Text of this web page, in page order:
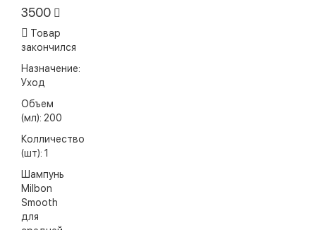
3500
Товар
закончился
Назначение:
Уход
Объем
(мл): 200
Колличество
(шт): 1
Шампунь
Milbon
Smooth
для